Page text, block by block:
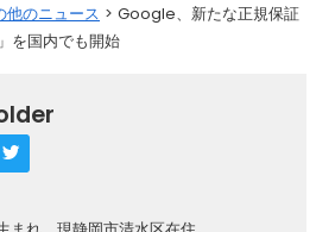
他のニュース
Google、新たな正規保証
を国内でも開始